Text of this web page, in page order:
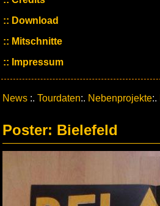
Download
Mitschnitte
Impressum
News :. Tourdaten:. Nebenprojekte:.
Poster: Bielefeld